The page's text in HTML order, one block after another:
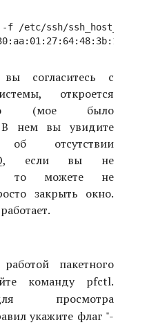
/etc/ssh/
согласитесь с
откроется
(мое было
В нем вы увидите
об отсутствии
если вы не
то можете не
закрыть окно.
пакетного
команду pfctl.
просмотра
укажите флаг "-